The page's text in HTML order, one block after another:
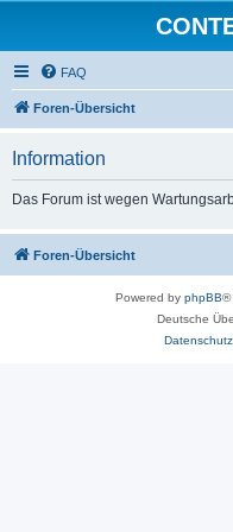
FAQ
Foren-Übersicht
Information
Das Forum ist wegen
Foren-Übersicht
Powered by phpBB®
Deutsche
Datenschutz